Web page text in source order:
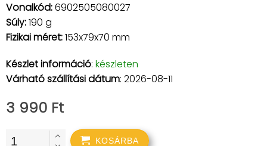
Vonalkód:6902505080027
Súly:190 g
Fizikai méret:153x79x70 mm
Készlet információ: készleten
Várható szállítási dátum: 2026-08-11
3 990 Ft
KOSÁRBA